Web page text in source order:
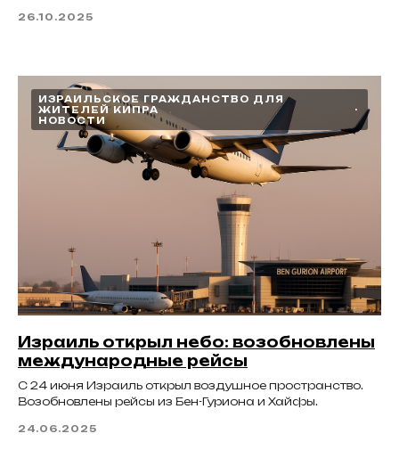
26.10.2025
ИЗРАИЛЬСКОЕ ГРАЖДАНСТВО ДЛЯ
ЖИТЕЛЕЙ КИПРА
НОВОСТИ
Израиль открыл небо: возобновлены
международные рейсы
С 24 июня Израиль открыл воздушное пространство.
Возобновлены рейсы из Бен-Гуриона и Хайфы.
24.06.2025